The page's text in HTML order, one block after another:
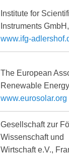
Institute for
Instruments
www.ifg-
The European
Renewable
www.eurosolar.org
Gesellschaft zur
Wissenschaft und
Wirtschaft e.V.,